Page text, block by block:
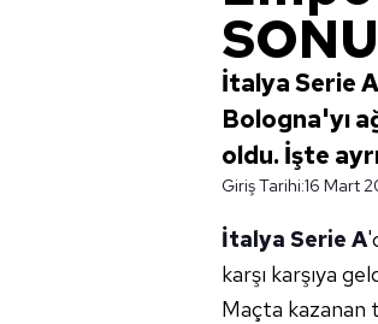
İtalya Serie
Bologna'yı
oldu. İşte
Giriş Tarihi:16 Mart
İtalya Serie A
karşı karşıya
Maçta kazanan